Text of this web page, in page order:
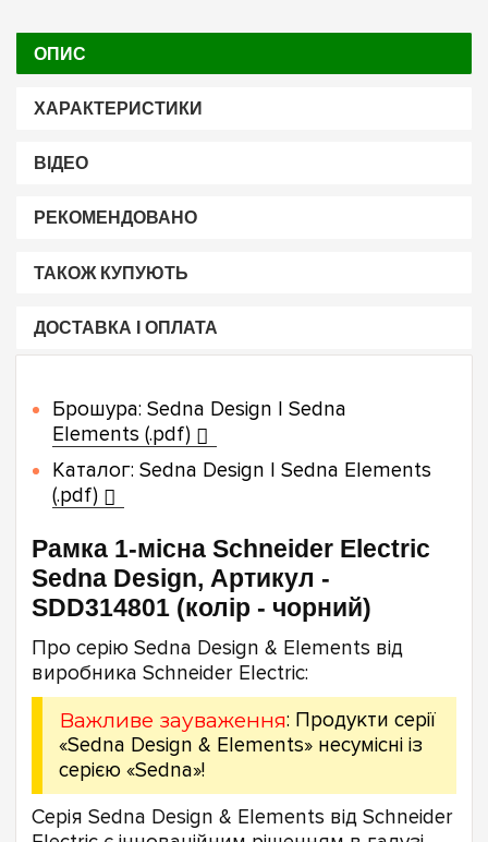
ОПИС
ХАРАКТЕРИСТИКИ
ВІДЕО
РЕКОМЕНДОВАНО
ТАКОЖ КУПУЮТЬ
ДОСТАВКА І ОПЛАТА
Брошура: Sedna Design | Sedna
Elements (.pdf)
Каталог: Sedna Design | Sedna Elements
(.pdf)
Рамка 1-місна Schneider Electric
Sedna Design, Артикул -
SDD314801 (колір - чорний)
Про серію Sedna Design & Elements від
виробника Schneider Electric:
Важливе зауваження: Продукти серії
«Sedna Design & Elements» несумісні із
серією «Sedna»!
Серія Sedna Design & Elements від Schneider